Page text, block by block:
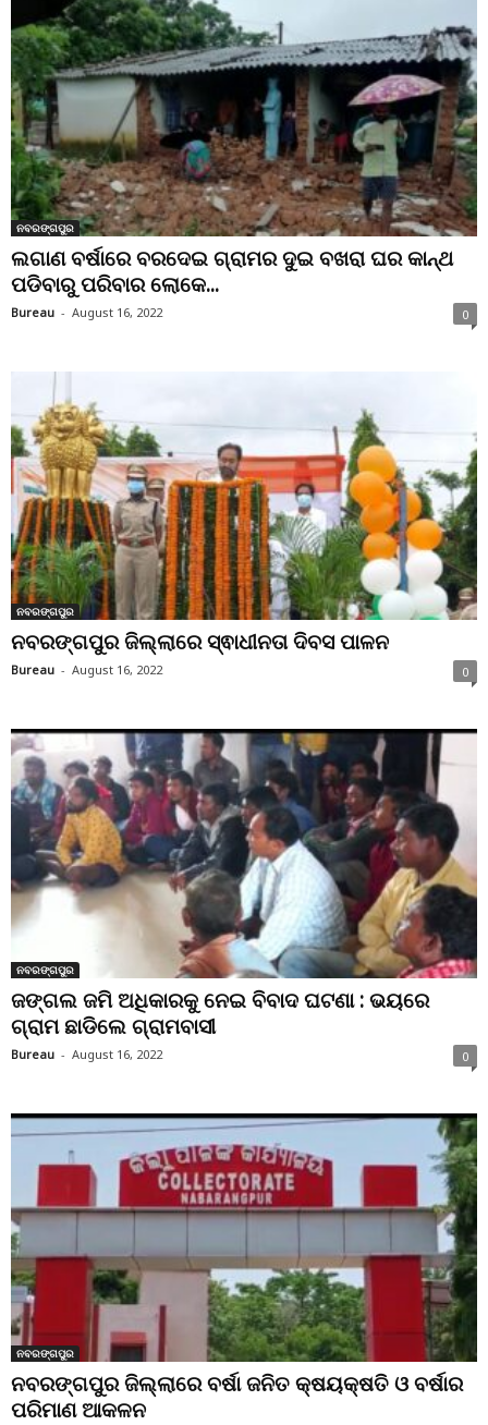
ନବରଙ୍ଗପୁର
ଲଗାଣ ବର୍ଷାରେ ବରଦେଇ ଗ୍ରାମର ଦୁଇ ବଖରା ଘର କାନ୍ଥ
ପଡିବାରୁ ପରିବାର ଲୋକେ...
Bureau - August 16, 2022 0
ନବରଙ୍ଗପୁର
ନବରଙ୍ଗପୁର ଜିଲ୍ଲାରେ ସ୍ଵାଧୀନତା ଦିବସ ପାଳନ
Bureau - August 16, 2022 0
ନବରଙ୍ଗପୁର
ଜଙ୍ଗଲ ଜମି ଅଧିକାରକୁ ନେଇ ବିବାଦ ଘଟଣା : ଭୟରେ
ଗ୍ରାମ ଛାଡିଲେ ଗ୍ରାମବାସୀ
Bureau - August 16, 2022 0
ନବରଙ୍ଗପୁର
ନବରଙ୍ଗପୁର ଜିଲ୍ଲାରେ ବର୍ଷା ଜନିତ କ୍ଷୟକ୍ଷତି ଓ ବର୍ଷାର
ପରିମାଣ ଆକଳନ